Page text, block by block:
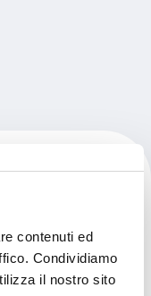
contenuti ed
Condividiamo
il nostro sito